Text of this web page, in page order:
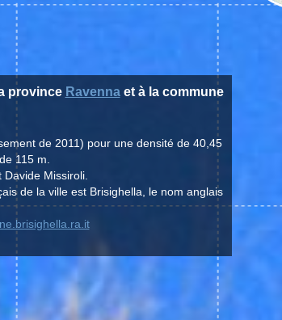
province Ravennaet à la commune
de 2011) pour une densité de 40,45
115 m.
Missiroli.
de la ville est Brisighella, le nom anglais